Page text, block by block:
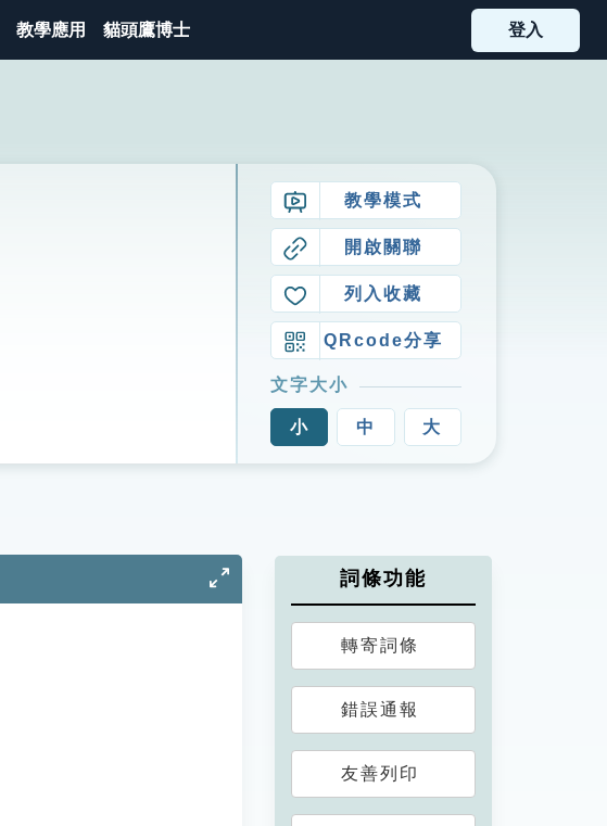
教學應用 貓頭鷹博士 登入
教學模式
開啟關聯
列入收藏
QRcode分享
文字大小
小 中 大
詞條功能
轉寄詞條
錯誤通報
友善列印